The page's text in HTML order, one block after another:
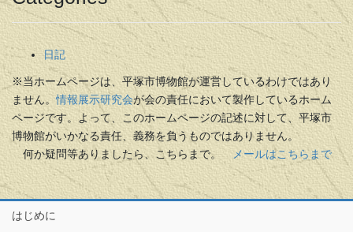
日記
※当ホームページは、平塚市博物館が運営しているわけではあり
ません。情報展示研究会が会の責任において製作しているホーム
ページです。よって、このホームページの記述に対して、平塚市
博物館がいかなる責任、義務を負うものではありません。
何か疑問等ありましたら、こちらまで。 メールはこちらまで
はじめに